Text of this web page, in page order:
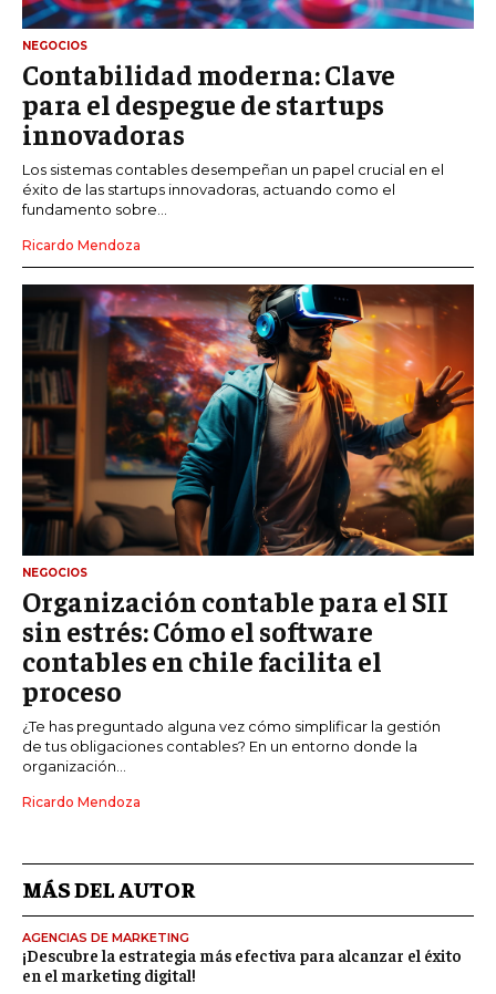
NEGOCIOS
Contabilidad moderna: Clave
para el despegue de startups
innovadoras
Los sistemas contables desempeñan un papel crucial en el
éxito de las startups innovadoras, actuando como el
fundamento sobre...
Ricardo Mendoza
NEGOCIOS
Organización contable para el SII
sin estrés: Cómo el software
contables en chile facilita el
proceso
¿Te has preguntado alguna vez cómo simplificar la gestión
de tus obligaciones contables? En un entorno donde la
organización...
Ricardo Mendoza
MÁS DEL AUTOR
AGENCIAS DE MARKETING
¡Descubre la estrategia más efectiva para alcanzar el éxito
en el marketing digital!